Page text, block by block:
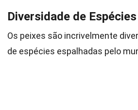
Diversidade de Espécies
Os peixes são incrivelmente
de espécies espalhadas pelo